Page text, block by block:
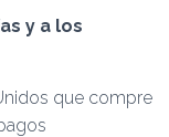
y a los
que compre